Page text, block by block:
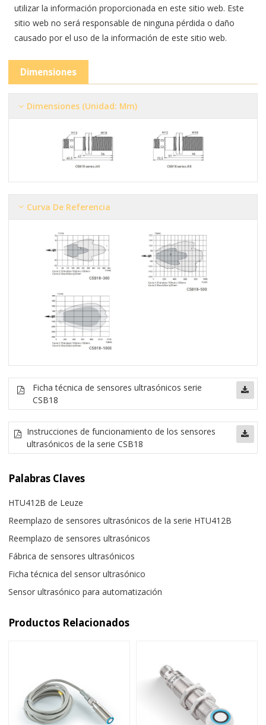
utilizar la información proporcionada en este sitio web. Este
sitio web no será responsable de ninguna pérdida o daño
causado por el uso de la información de este sitio web.
Dimensiones
Dimensiones (Unidad: Mm)
Curva De Referencia
Ficha técnica de sensores ultrasónicos serie
CSB18
Instrucciones de funcionamiento de los sensores
ultrasónicos de la serie CSB18
Palabras Claves
HTU412B de Leuze
Reemplazo de sensores ultrasónicos de la serie HTU412B
Reemplazo de sensores ultrasónicos
Fábrica de sensores ultrasónicos
Ficha técnica del sensor ultrasónico
Sensor ultrasónico para automatización
Productos Relacionados